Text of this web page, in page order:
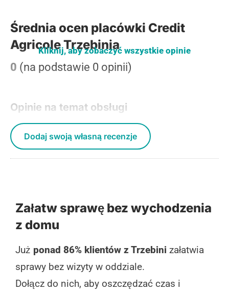
Średnia ocen placówki Credit
Agricole Trzebinia
0 (na podstawie 0 opinii)
Opinie na temat obsługi
Kliknij, aby zobaczyć wszystkie opinie
Dodaj swoją własną recenzje
Załatw sprawę bez wychodzenia
z domu
Już ponad 86% klientów z Trzebini załatwia
sprawy bez wizyty w oddziale.
Dołącz do nich, aby oszczędzać czas i